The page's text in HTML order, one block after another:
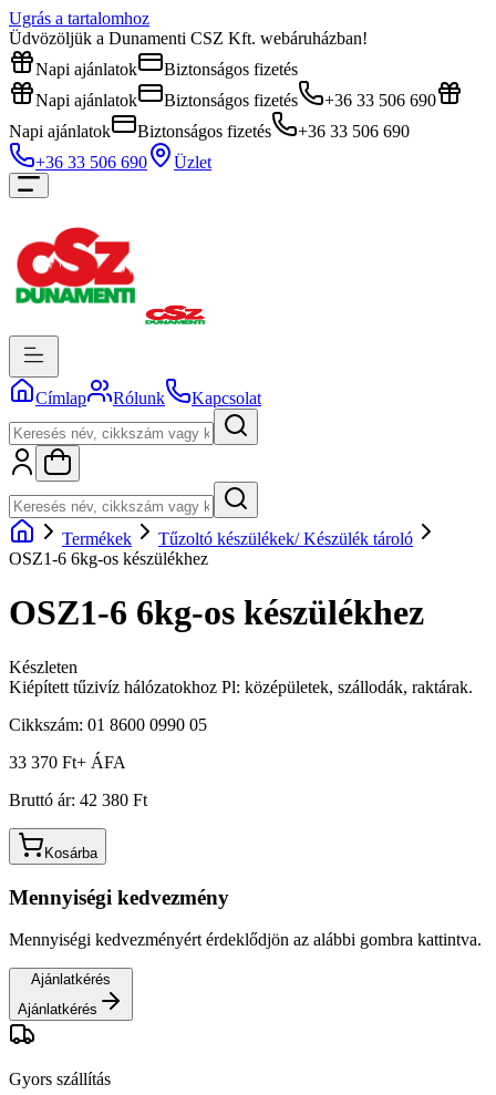
Ugrás a tartalomhoz
Üdvözöljük a Dunamenti CSZ Kft. webáruházban!
Napi ajánlatok
Biztonságos fizetés
Napi ajánlatok
Biztonságos fizetés
+36 33 506 690
Napi ajánlatok
Biztonságos fizetés
+36 33 506 690
+36 33 506 690
Üzlet
Címlap Rólunk Kapcsolat
Termékek
Tűzoltó készülékek/ Készülék tároló
OSZ1-6 6kg-os készülékhez
OSZ1-6 6kg-os készülékhez
Készleten
Kiépített tűzivíz hálózatokhoz Pl: középületek, szállodák, raktárak.
Cikkszám: 01 8600 0990 05
33 370 Ft+ ÁFA
Bruttó ár: 42 380 Ft
Kosárba
Mennyiségi kedvezmény
Mennyiségi kedvezményért érdeklődjön az alábbi gombra kattintva.
Ajánlatkérés
Ajánlatkérés
Gyors szállítás